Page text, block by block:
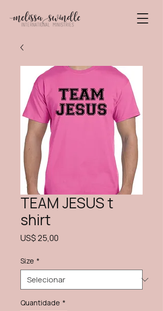
TEAM JESUS t
shirt
US$ 25,00
Size *
Quantidade *